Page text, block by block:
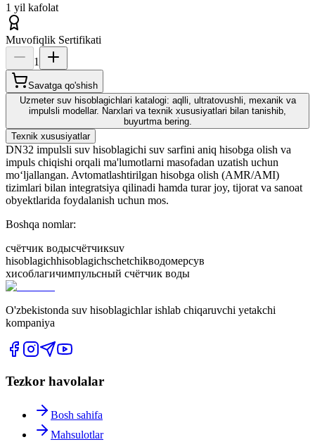
1 yil kafolat
Muvofiqlik Sertifikati
1
Savatga qo'shish
Uzmeter suv hisoblagichlari katalogi: aqlli, ultratovushli, mexanik va
impulsli modellar. Narxlari va texnik xususiyatlari bilan tanishib,
buyurtma bering.
Texnik xususiyatlar
DN32 impulsli suv hisoblagichi suv sarfini aniq hisobga olish va
impuls chiqishi orqali ma'lumotlarni masofadan uzatish uchun
mo‘ljallangan. Avtomatlashtirilgan hisobga olish (AMR/AMI)
tizimlari bilan integratsiya qilinadi hamda turar joy, tijorat va sanoat
obyektlarida foydalanish uchun mos.
Boshqa nomlar:
счётчик водысчётчикsuv
hisoblagichhisoblagichschetchikводомерсув
хисоблагичимпульсный счётчик воды
O'zbekistonda suv hisoblagichlar ishlab chiqaruvchi yetakchi
kompaniya
Tezkor havolalar
Bosh sahifa
Mahsulotlar